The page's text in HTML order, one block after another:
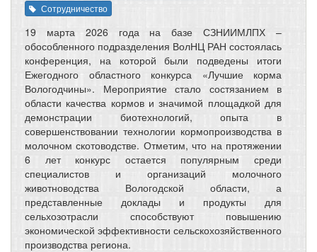
Сотрудничество
19 марта 2026 года на базе СЗНИИМЛПХ –
обособленного подразделения ВолНЦ РАН состоялась
конференция, на которой были подведены итоги
Ежегодного областного конкурса «Лучшие корма
Вологодчины». Мероприятие стало состязанием в
области качества кормов и значимой площадкой для
демонстрации биотехнологий, опыта в
совершенствовании технологии кормопроизводства в
молочном скотоводстве. Отметим, что на протяжении
6 лет конкурс остается популярным среди
специалистов и организаций молочного
животноводства Вологодской области, а
представленные доклады и продукты для
сельхозотрасли способствуют повышению
экономической эффективности сельскохозяйственного
производства региона.